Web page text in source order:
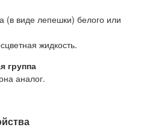
(в виде лепешки) белого или
жидкость.
группа
аналог.